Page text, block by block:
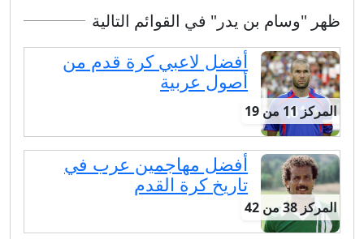
ظهر "وسام بن يدر" في القوائم التالية
المركز 11 من 19
أفضل لاعبي كرة قدم من
أصول عربية
المركز 38 من 42
أفضل مهاجمين عرب في
تاريخ كرة القدم